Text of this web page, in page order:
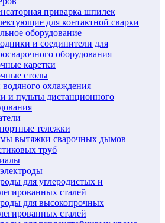
приварка шпилек
для контактной сварки
оборудование
и соединители для
оборудования
каретки
столы
водяного охлаждения
и пульты дистанционного
тележки
вытяжки сварочных дымов
труб
для углеродистых и
сталей
для высокопрочных
сталей